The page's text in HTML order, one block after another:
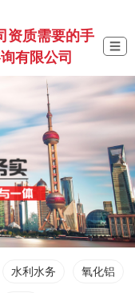
资质需要的手
有限公司
☰
水利水务 氧化铝